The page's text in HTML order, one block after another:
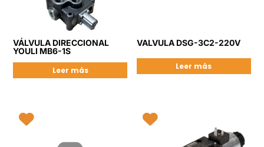
VÁLVULA DIRECCIONAL
YOULI MB6-1S
Leer más
VALVULA DSG-3C2-220V
Leer más